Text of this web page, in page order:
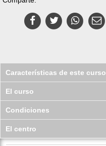
Características de este curso
El curso
Condiciones
El centro